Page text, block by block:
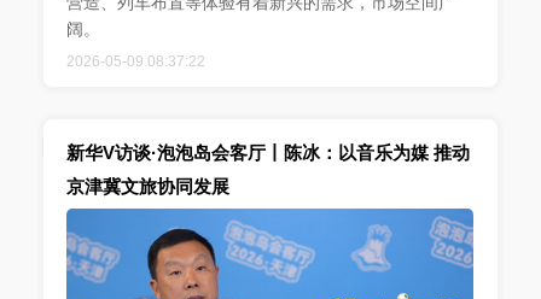
阔。
2026-05-09 08:37:22
新华V访谈·泡泡岛会客厅丨陈冰：以音乐为媒 推动
京津冀文旅协同发展